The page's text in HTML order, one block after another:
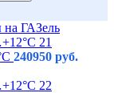
на ГАЗель
240950 руб.